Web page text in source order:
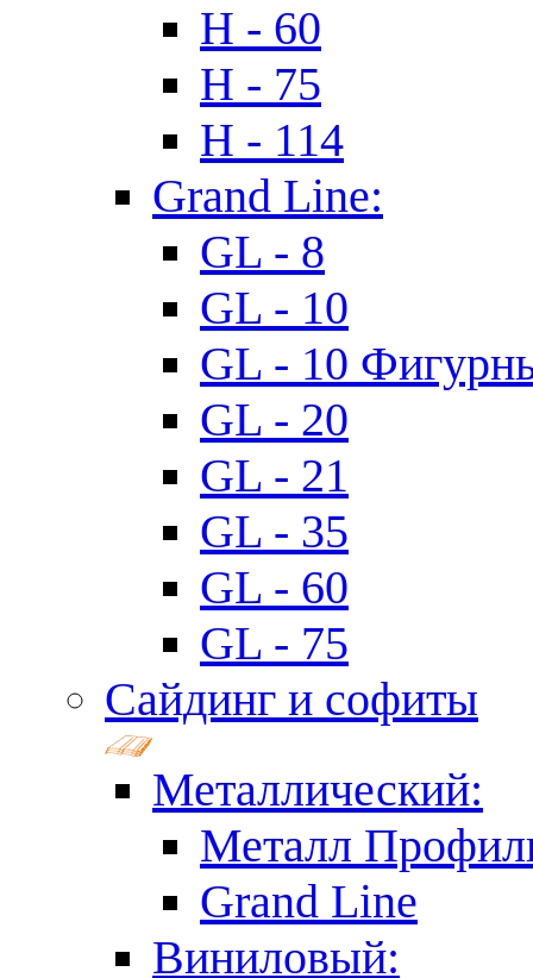
H - 60
H - 75
H - 114
Grand Line:
GL - 8
GL - 10
GL - 10
GL - 20
GL - 21
GL - 35
GL - 60
GL - 75
Сайдинг и софиты
Металлический:
Металл
Grand Line
Виниловый: